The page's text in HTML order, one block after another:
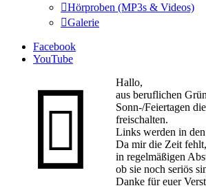
Hörproben (MP3s & Videos)
Galerie
Facebook
YouTube
Hallo,
aus beruflichen
Sonn-/Feiertagen
freischalten.
Links werden in
Da mir die Zeit
in regelmäßigen
ob sie noch seriös
Danke für euer